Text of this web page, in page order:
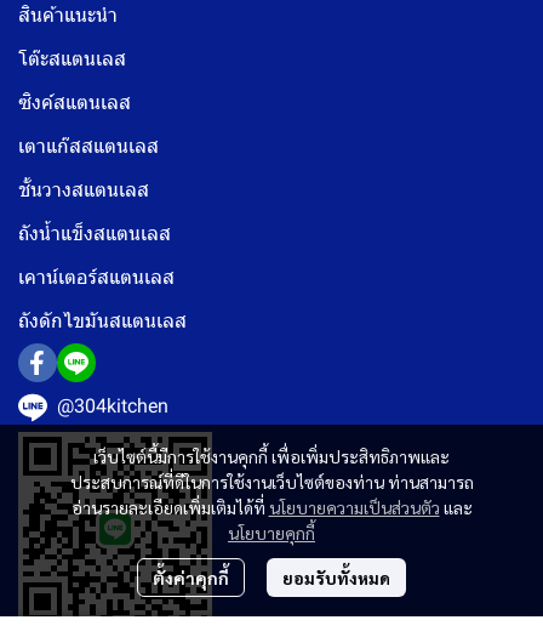
เว็บไซต์นี้มีการใช้งานคุกกี้ เพื่อเพิ่มประสิทธิภาพและ
ประสบการณ์ที่ดีในการใช้งานเว็บไซต์ของท่าน ท่านสามารถ
อ่านรายละเอียดเพิ่มเติมได้ที่ นโยบายความเป็นส่วนตัว และ
นโยบายคุกกี้
ตั้งค่าคุกกี้ ยอมรับทั้งหมด
สินค้าแนะนำ
โต๊ะสแตนเลส
ซิงค์สแตนเลส
เตาแก๊สสแตนเลส
ชั้นวางสแตนเลส
ถังน้ำแข็งสแตนเลส
เคาน์เตอร์สแตนเลส
ถังดักไขมันสแตนเลส
@304kitchen